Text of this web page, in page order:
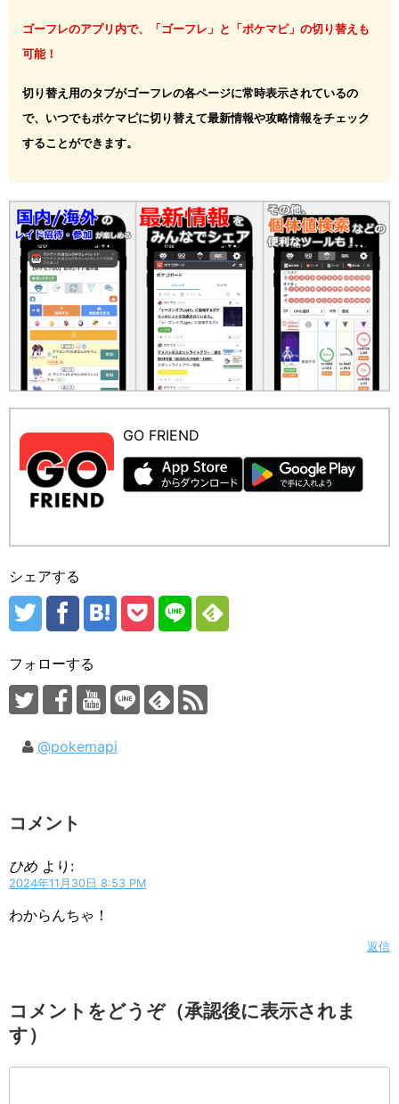
ゴーフレのアプリ内で、「ゴーフレ」と「ポケマピ」の切り替えも
可能！
切り替え用のタブがゴーフレの各ページに常時表示されているの
で、いつでもポケマピに切り替えて最新情報や攻略情報をチェック
することができます。
GO FRIEND
シェアする
フォローする
@pokemapi
コメント
ひめ より:
2024年11月30日 8:53 PM
わからんちゃ！
返信
コメントをどうぞ（承認後に表示されま
す）